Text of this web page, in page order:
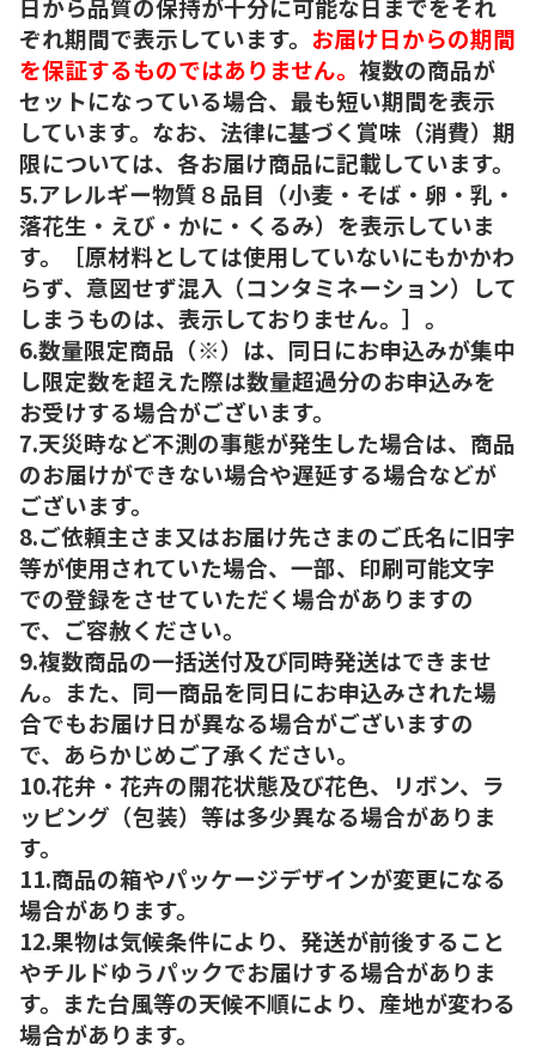
日から品質の保持が十分に可能な日までをそれ
ぞれ期間で表示しています。 お届け日からの期間
を保証するものではありません。 複数の商品が
セットになっている場合、最も短い期間を表示
しています。なお、法律に基づく賞味（消費）期
限については、各お届け商品に記載しています。
5.アレルギー物質８品目（小麦・そば・卵・乳・
落花生・えび・かに・くるみ）を表示していま
す。［原材料としては使用していないにもかかわ
らず、意図せず混入（コンタミネーション）して
しまうものは、表示しておりません。］。
6.数量限定商品（※）は、同日にお申込みが集中
し限定数を超えた際は数量超過分のお申込みを
お受けする場合がございます。
7.天災時など不測の事態が発生した場合は、商品
のお届けができない場合や遅延する場合などが
ございます。
8.ご依頼主さま又はお届け先さまのご氏名に旧字
等が使用されていた場合、一部、印刷可能文字
での登録をさせていただく場合がありますの
で、ご容赦ください。
9.複数商品の一括送付及び同時発送はできませ
ん。また、同一商品を同日にお申込みされた場
合でもお届け日が異なる場合がございますの
で、あらかじめご了承ください。
10.花弁・花卉の開花状態及び花色、リボン、ラ
ッピング（包装）等は多少異なる場合がありま
す。
11.商品の箱やパッケージデザインが変更になる
場合があります。
12.果物は気候条件により、発送が前後すること
やチルドゆうパックでお届けする場合がありま
す。また台風等の天候不順により、産地が変わる
場合があります。